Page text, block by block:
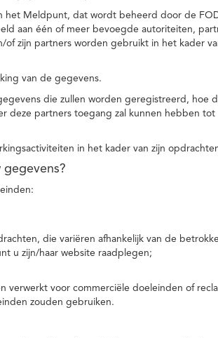
het Meldpunt, dat wordt beheerd door de
aan één of meer bevoegde autoriteiten,
zijn partners worden gebruikt in het kader
van de gegevens.
die zullen worden geregistreerd, hoe
deze partners toegang zal kunnen hebben tot
in het kader van zijn
gegevens?
die variëren afhankelijk van de
u zijn/haar website raadplegen;
verwerkt voor commerciële doeleinden of
zouden gebruiken.